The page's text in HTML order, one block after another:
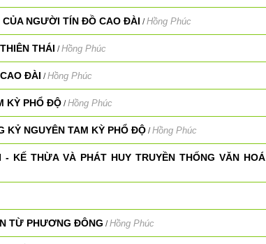
NGƯỜI TÍN ĐỒ CAO ĐÀI /Hồng Phúc
THÁI /Hồng Phúc
ĐÀI /Hồng Phúc
KỲ PHỔ ĐỘ /Hồng Phúc
KỶ NGUYÊN TAM KỲ PHỔ ĐỘ /Hồng Phúc
KẾ THỪA VÀ PHÁT HUY TRUYỀN THỐNG VĂN HOÁ
TỪ PHƯƠNG ĐÔNG /Hồng Phúc